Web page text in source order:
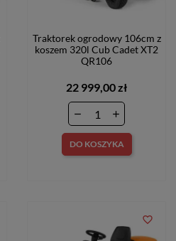
Traktorek ogrodowy 106cm z
koszem 320l Cub Cadet XT2
QR106
22 999,00 zł
DO KOSZYKA
favorite_border